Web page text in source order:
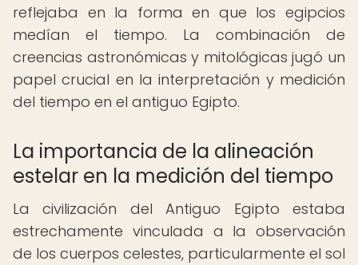
reflejaba en la forma en que los egipcios
medían el tiempo. La combinación de
creencias astronómicas y mitológicas jugó un
papel crucial en la interpretación y medición
del tiempo en el antiguo Egipto.
La importancia de la alineación
estelar en la medición del tiempo
La civilización del Antiguo Egipto estaba
estrechamente vinculada a la observación
de los cuerpos celestes, particularmente el sol